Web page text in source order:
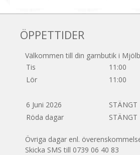
ÖPPETTIDER
Välkommen till din garnbutik i
Tis
11:00
Lör
11:00
6 Juni 2026
STÄNGT
Röda dagar
STÄNGT
Övriga dagar enl.
Skicka SMS till 0739 06 40 83